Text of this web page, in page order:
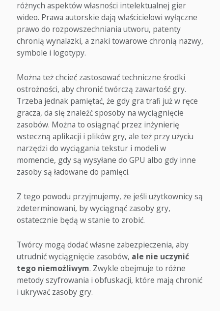
różnych aspektów własności intelektualnej gier
wideo. Prawa autorskie dają właścicielowi wyłączne
prawo do rozpowszechniania utworu, patenty
chronią wynalazki, a znaki towarowe chronią nazwy,
symbole i logotypy.
Można też chcieć zastosować techniczne środki
ostrożności, aby chronić twórczą zawartość gry.
Trzeba jednak pamiętać, że gdy gra trafi już w ręce
gracza, da się znaleźć sposoby na wyciągnięcie
zasobów. Można to osiągnąć przez inżynierię
wsteczną aplikacji i plików gry, ale też przy użyciu
narzędzi do wyciągania tekstur i modeli w
momencie, gdy są wysyłane do GPU albo gdy inne
zasoby są ładowane do pamięci.
Z tego powodu przyjmujemy, że jeśli użytkownicy są
zdeterminowani, by wyciągnąć zasoby gry,
ostatecznie będą w stanie to zrobić.
Twórcy mogą dodać własne zabezpieczenia, aby
utrudnić wyciągnięcie zasobów, ale nie uczynić
tego niemożliwym. Zwykle obejmuje to różne
metody szyfrowania i obfuskacji, które mają chronić
i ukrywać zasoby gry.